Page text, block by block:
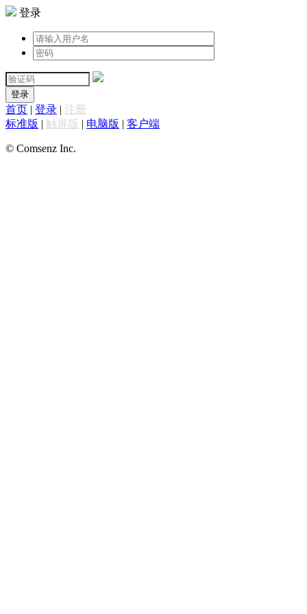
登录
登录
首页 | 登录 | 注册
标准版 | 触屏版 | 电脑版 | 客户端
© Comsenz Inc.